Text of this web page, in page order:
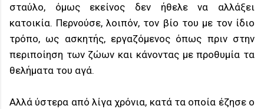
σταύλο, όμως εκείνος δεν ήθελε να αλλάξει
κατοικία. Περνούσε, λοιπόν, τον βίο του με τον ίδιο
τρόπο, ως ασκητής, εργαζόμενος όπως πριν στην
περιποίηση των ζώων και κάνοντας με προθυμία τα
θελήματα του αγά.
Αλλά ύστερα από λίγα χρόνια, κατά τα οποία έζησε ο